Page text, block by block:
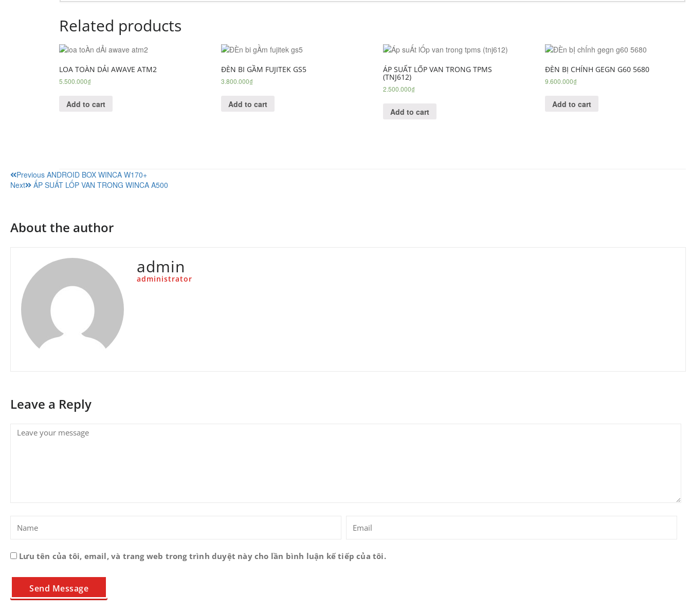
Related products
LOA TOÀN DẢI AWAVE ATM2
5.500.000₫
Add to cart
ĐÈN BI GẦM FUJITEK GS5
3.800.000₫
Add to cart
ÁP SUẤT LỐP VAN TRONG TPMS
(TNJ612)
2.500.000₫
Add to cart
ĐÈN BỊ CHÍNH GEGN G60 5680
9.600.000₫
Add to cart
Previous ANDROID BOX WINCA W170+
Next
ẤP SUẤT LỐP VAN TRONG WINCA A500
About the author
admin
administrator
Leave a Reply
Lưu tên của tôi, email, và trang web trong trình duyệt này cho lần bình luận kế tiếp của tôi.